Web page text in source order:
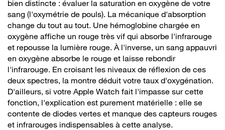
bien distincte : évaluer la saturation en oxygène de votre
sang (l'oxymétrie de pouls). La mécanique d'absorption
change du tout au tout. Une hémoglobine chargée en
oxygène affiche un rouge très vif qui absorbe l'infrarouge
et repousse la lumière rouge. À l'inverse, un sang appauvri
en oxygène absorbe le rouge et laisse rebondir
l'infrarouge. En croisant les niveaux de réflexion de ces
deux spectres, la montre déduit votre taux d'oxygénation.
D'ailleurs, si votre Apple Watch fait l'impasse sur cette
fonction, l'explication est purement matérielle : elle se
contente de diodes vertes et manque des capteurs rouges
et infrarouges indispensables à cette analyse.